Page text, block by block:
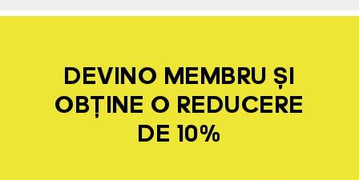
DEVINO MEMBRU ȘI
OBȚINE O REDUCERE
DE 10%